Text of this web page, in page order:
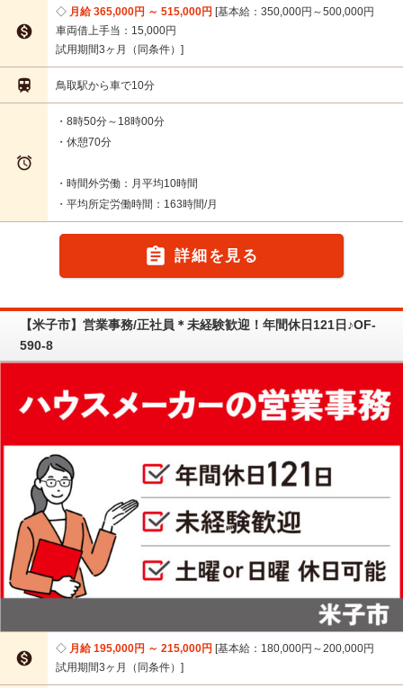

月給 365,000円 ～ 515,000円 基本給：350,000円～500,000円
車両借上手当：15,000円
試用期間3ヶ月（同条件）
 鳥取駅から車で10分

・8時50分～18時00分
・休憩70分
・時間外労働：月平均10時間
・平均所定労働時間：163時間/月
 詳細を見る
【米子市】営業事務/正社員＊未経験歓迎！年間休日121日♪OF-
590-8

月給 195,000円 ～ 215,000円 基本給：180,000円～200,000円
試用期間3ヶ月（同条件）